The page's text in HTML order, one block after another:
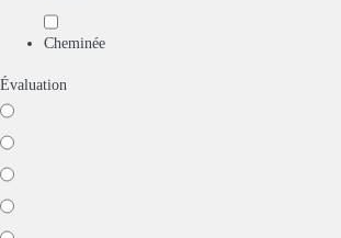
Cheminée
Évaluation